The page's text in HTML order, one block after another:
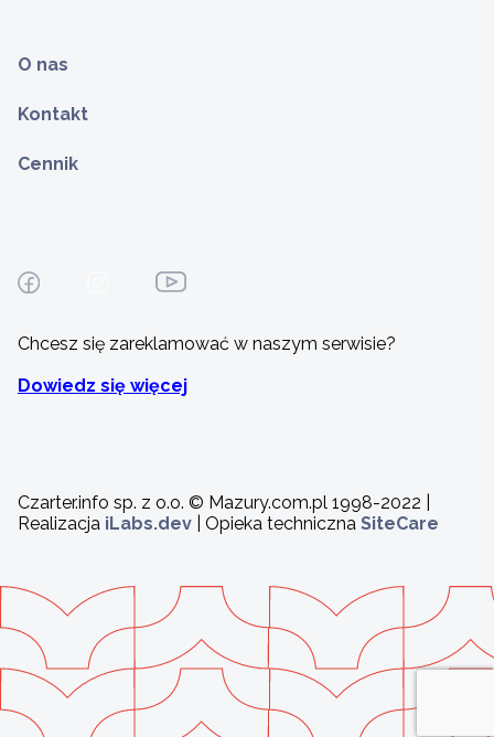
O nas
Kontakt
Cennik
Chcesz się zareklamować w naszym serwisie?
Dowiedz się więcej
Czarter.info sp. z o.o. © Mazury.com.pl 1998-2022 |
Realizacja iLabs.dev | Opieka techniczna SiteCare